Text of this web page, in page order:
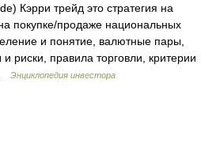
Кэрри трейд это стратегия на
покупке/продаже национальных
и понятие, валютные пары,
риски, правила торговли, критерии
Энциклопедия инвестора